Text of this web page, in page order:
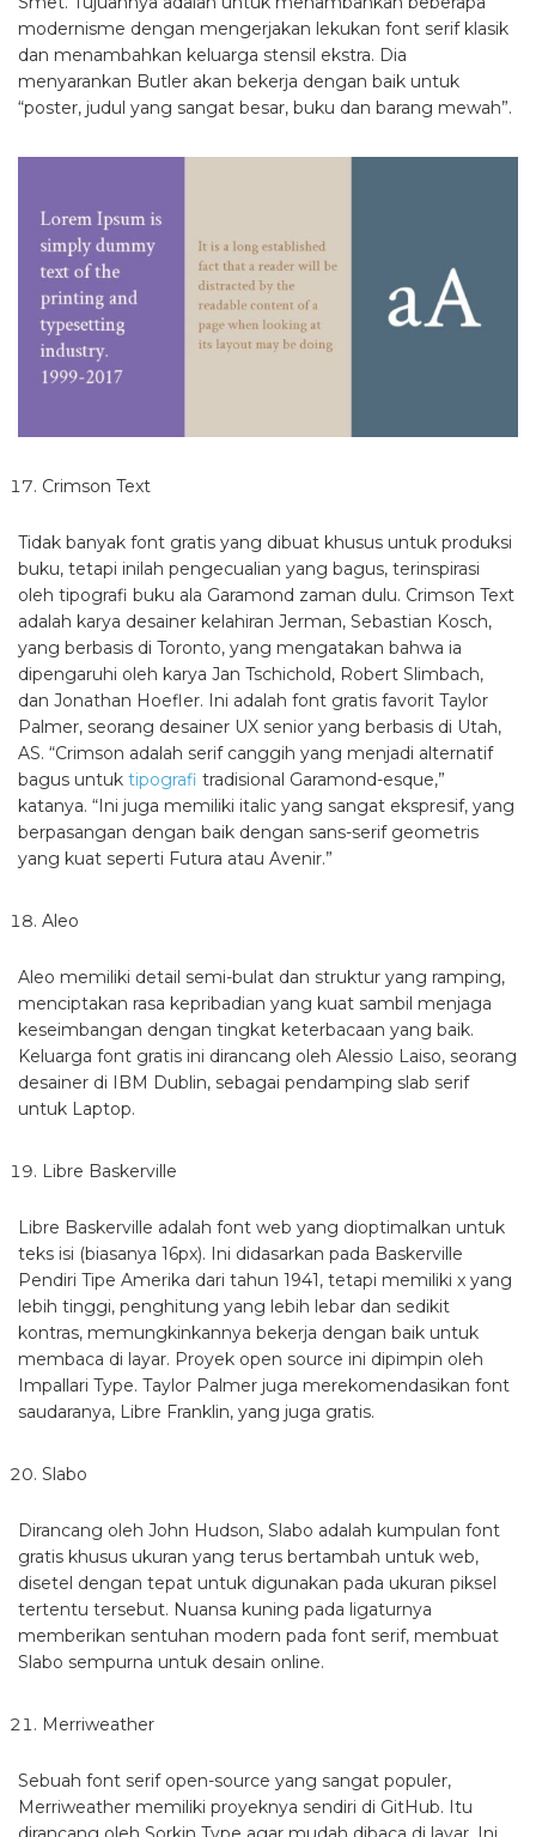
modernisme dengan mengerjakan lekukan font serif klasik
dan menambahkan keluarga stensil ekstra. Dia
menyarankan Butler akan bekerja dengan baik untuk
“poster, judul yang sangat besar, buku dan barang mewah”.
Crimson Text
Tidak banyak font gratis yang dibuat khusus untuk produksi
buku, tetapi inilah pengecualian yang bagus, terinspirasi
oleh tipografi buku ala Garamond zaman dulu. Crimson Text
adalah karya desainer kelahiran Jerman, Sebastian Kosch,
yang berbasis di Toronto, yang mengatakan bahwa ia
dipengaruhi oleh karya Jan Tschichold, Robert Slimbach,
dan Jonathan Hoefler. Ini adalah font gratis favorit Taylor
Palmer, seorang desainer UX senior yang berbasis di Utah,
AS. “Crimson adalah serif canggih yang menjadi alternatif
bagus untuk tipografi tradisional Garamond-esque,”
katanya. “Ini juga memiliki italic yang sangat ekspresif, yang
berpasangan dengan baik dengan sans-serif geometris
yang kuat seperti Futura atau Avenir.”
Aleo
Aleo memiliki detail semi-bulat dan struktur yang ramping,
menciptakan rasa kepribadian yang kuat sambil menjaga
keseimbangan dengan tingkat keterbacaan yang baik.
Keluarga font gratis ini dirancang oleh Alessio Laiso, seorang
desainer di IBM Dublin, sebagai pendamping slab serif
untuk Laptop.
Libre Baskerville
Libre Baskerville adalah font web yang dioptimalkan untuk
teks isi (biasanya 16px). Ini didasarkan pada Baskerville
Pendiri Tipe Amerika dari tahun 1941, tetapi memiliki x yang
lebih tinggi, penghitung yang lebih lebar dan sedikit
kontras, memungkinkannya bekerja dengan baik untuk
membaca di layar. Proyek open source ini dipimpin oleh
Impallari Type. Taylor Palmer juga merekomendasikan font
saudaranya, Libre Franklin, yang juga gratis.
Slabo
Dirancang oleh John Hudson, Slabo adalah kumpulan font
gratis khusus ukuran yang terus bertambah untuk web,
disetel dengan tepat untuk digunakan pada ukuran piksel
tertentu tersebut. Nuansa kuning pada ligaturnya
memberikan sentuhan modern pada font serif, membuat
Slabo sempurna untuk desain online.
Merriweather
Sebuah font serif open-source yang sangat populer,
Merriweather memiliki proyeknya sendiri di GitHub. Itu